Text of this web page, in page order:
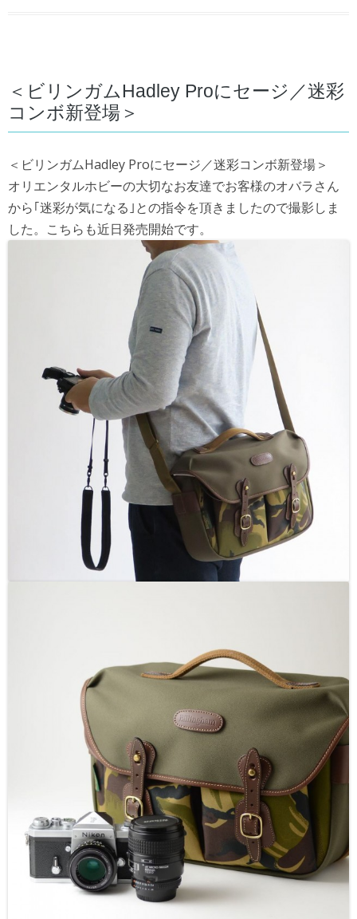
＜ビリンガムHadley Proにセージ／迷彩
コンボ新登場＞
＜ビリンガムHadley Proにセージ／迷彩コンボ新登場＞
オリエンタルホビーの大切なお友達でお客様のオバラさん
から｢迷彩が気になる｣との指令を頂きましたので撮影しま
した。こちらも近日発売開始です。